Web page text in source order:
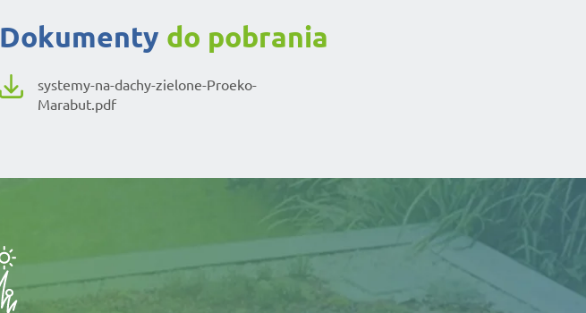
dokumenty do pobrania
systemy-na-dachy-zielone-Proeko-
Marabut.pdf